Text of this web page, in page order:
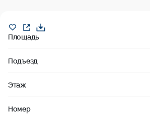
Площадь
Подъезд
Этаж
Номер